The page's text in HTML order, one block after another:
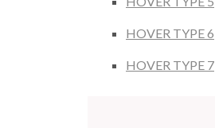
HOVER TYPE 6
HOVER TYPE 7